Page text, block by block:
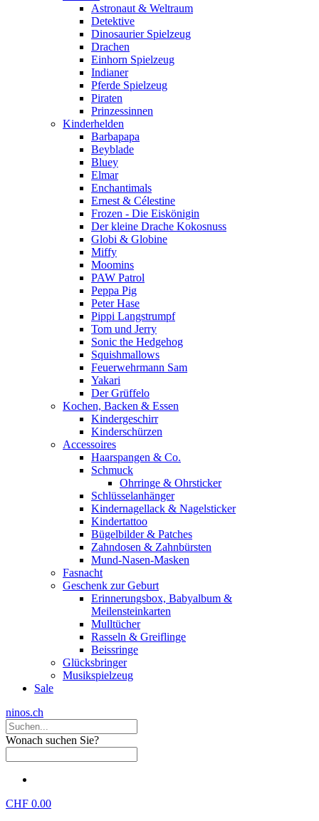
Astronaut & Weltraum
Detektive
Dinosaurier Spielzeug
Drachen
Einhorn Spielzeug
Indianer
Pferde Spielzeug
Piraten
Prinzessinnen
Kinderhelden
Barbapapa
Beyblade
Bluey
Elmar
Enchantimals
Ernest & Célestine
Frozen - Die Eiskönigin
Der kleine Drache Kokosnuss
Globi & Globine
Miffy
Moomins
PAW Patrol
Peppa Pig
Peter Hase
Pippi Langstrumpf
Tom und Jerry
Sonic the Hedgehog
Squishmallows
Feuerwehrmann Sam
Yakari
Der Grüffelo
Kochen, Backen & Essen
Kindergeschirr
Kinderschürzen
Accessoires
Haarspangen & Co.
Schmuck
Ohrringe & Ohrsticker
Schlüsselanhänger
Kindernagellack & Nagelsticker
Kindertattoo
Bügelbilder & Patches
Zahndosen & Zahnbürsten
Mund-Nasen-Masken
Fasnacht
Geschenk zur Geburt
Erinnerungsbox, Babyalbum &
Meilensteinkarten
Mulltücher
Rasseln & Greiflinge
Beissringe
Glücksbringer
Musikspielzeug
Sale
ninos.ch
Wonach suchen Sie?
CHF 0.00